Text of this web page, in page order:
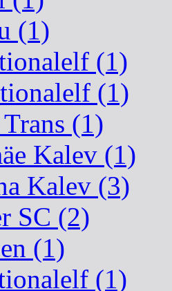
(1)
(1)
(1)
(1)
Kalev (1)
Kalev (3)
SC (2)
(1)
(1)